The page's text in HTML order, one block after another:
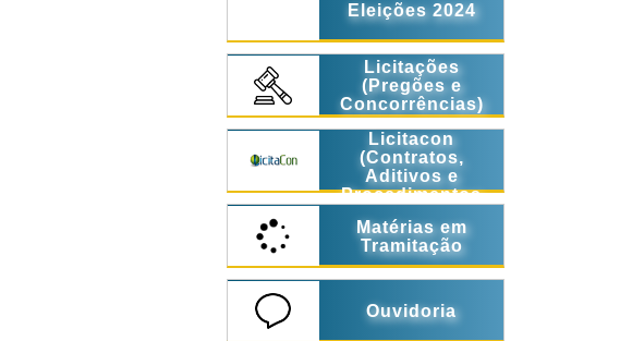
Eleições 2024
Licitações
(Pregões e
Concorrências)
Licitacon
(Contratos,
Aditivos e
Procedimentos
Matérias em
Tramitação
Ouvidoria